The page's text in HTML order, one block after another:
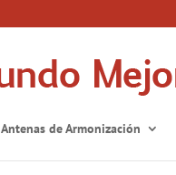
Antenas de Armonización